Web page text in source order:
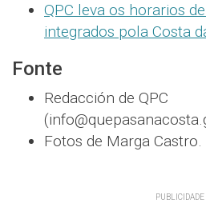
QPC leva os horarios
integrados pola Costa
Fonte
Redacción de QPC
Fotos de Marga Castro.